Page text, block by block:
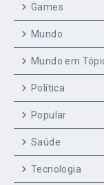
Games
Mundo
Mundo em
Política
Popular
Saúde
Tecnologia